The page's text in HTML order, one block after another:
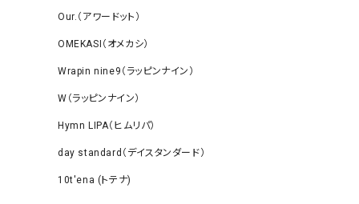
Our.（アワードット）
OMEKASI（オメカシ）
Wrapin nine9（ラッピンナイン）
W（ラッピンナイン）
Hymn LIPA（ヒムリパ）
day standard（デイスタンダード）
10t'ena (トテナ)